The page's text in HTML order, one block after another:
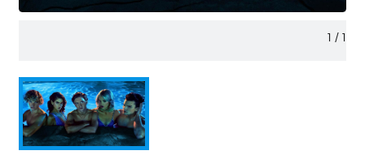
1 / 1